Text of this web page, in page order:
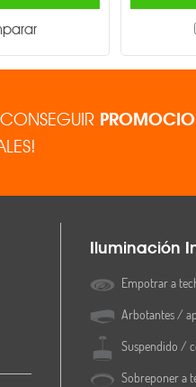
CONSEGUIR
Iluminación
Empotrar a
Arbotantes /
Suspendido /
Sobreponer a